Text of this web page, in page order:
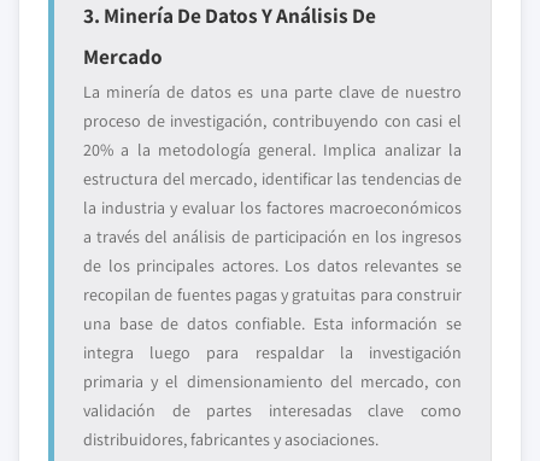
3. Minería De Datos Y Análisis De
Mercado
La minería de datos es una parte clave de nuestro
proceso de investigación, contribuyendo con casi el
20% a la metodología general. Implica analizar la
estructura del mercado, identificar las tendencias de
la industria y evaluar los factores macroeconómicos
a través del análisis de participación en los ingresos
de los principales actores. Los datos relevantes se
recopilan de fuentes pagas y gratuitas para construir
una base de datos confiable. Esta información se
integra luego para respaldar la investigación
primaria y el dimensionamiento del mercado, con
validación de partes interesadas clave como
distribuidores, fabricantes y asociaciones.